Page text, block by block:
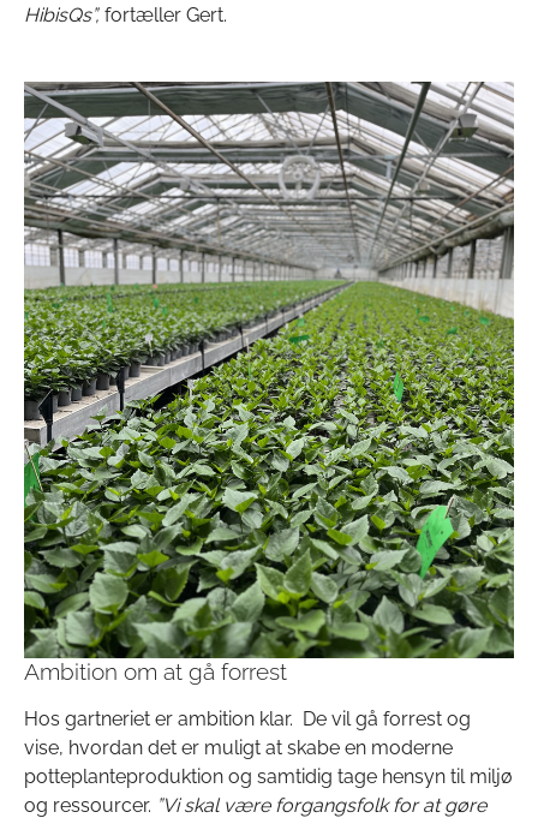
HibisQs”, fortæller Gert.
Ambition om at gå forrest
Hos gartneriet er ambition klar. De vil gå forrest og
vise, hvordan det er muligt at skabe en moderne
potteplanteproduktion og samtidig tage hensyn til miljø
og ressourcer. ”Vi skal være forgangsfolk for at gøre